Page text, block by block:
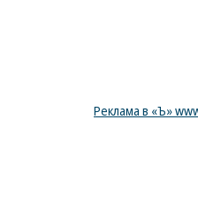
Реклама в «Ъ»